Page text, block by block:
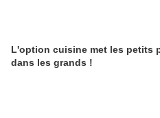
L'option cuisine met les petits
dans les grands !